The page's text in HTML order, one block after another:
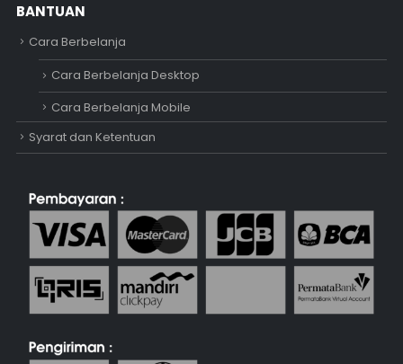
BANTUAN
Cara Berbelanja
Cara Berbelanja Desktop
Cara Berbelanja Mobile
Syarat dan Ketentuan